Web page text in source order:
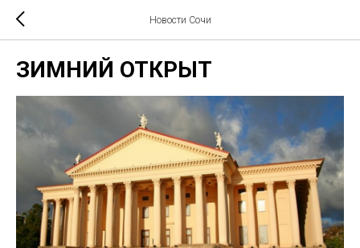
Новости Сочи
ЗИМНИЙ ОТКРЫТ